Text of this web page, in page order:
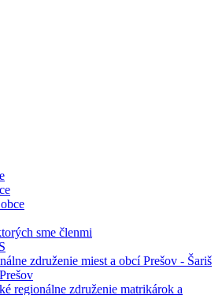
sme členmi
združenie miest a obcí Prešov - Šariš
regionálne združenie matrikárok a